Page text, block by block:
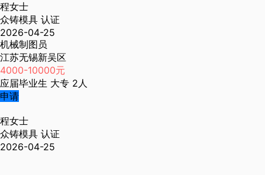
程女士
众铸模具 认证
2026-04-25
机械制图员
江苏无锡新吴区
4000-10000元
应届毕业生 大专 2人
申请
程女士
众铸模具 认证
2026-04-25